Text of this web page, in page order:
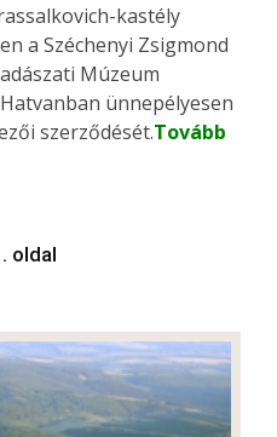
kastély
a Széchenyi Zsigmond
Múzeum
ünnepélyesen
szerződését.Tovább
oldal